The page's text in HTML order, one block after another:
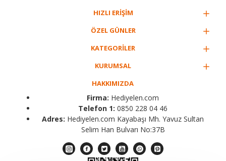
HIZLI ERİŞİM
ÖZEL GÜNLER
KATEGORİLER
KURUMSAL
HAKKIMIZDA
Firma: Hediyelen.com
Telefon 1: 0850 228 04 46
Adres: Hediyelen.com Kayabaşı Mh. Yavuz Sultan
Selim Han Bulvarı No:37B